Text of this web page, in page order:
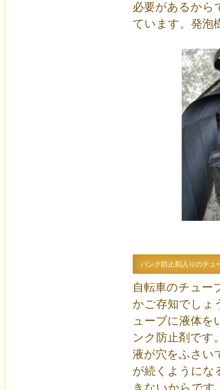
必要があるから
ています。発泡
パンク防止剤入りのチュ
自転車のチュー
かご存知でしょ
ューブに液体
ンク防止剤です
液が穴をふさい
が続くようにな